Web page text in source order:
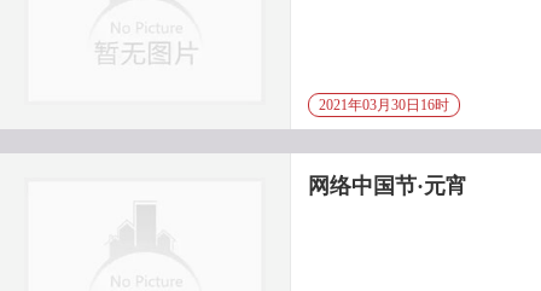
2021年03月30日16时
网络中国节·元宵